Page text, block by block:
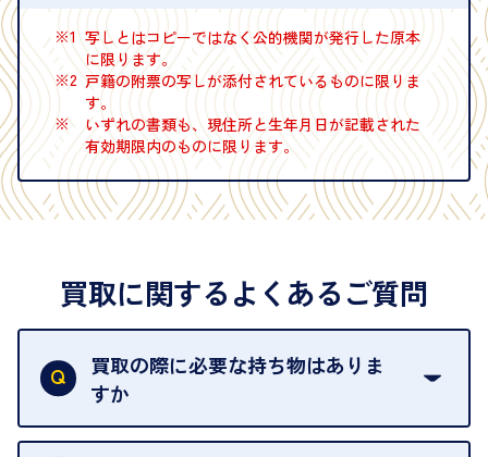
※1 写しとはコピーではなく公的機関が発行した原本
に限ります。
※2 戸籍の附票の写しが添付されているものに限りま
す。
※
いずれの書類も、現住所と生年月日が記載された
有効期限内のものに限ります。
買取に関するよくあるご質問
買取の際に必要な持ち物はありま
すか
本人確認書類をご用意ください。ご利用になれる書